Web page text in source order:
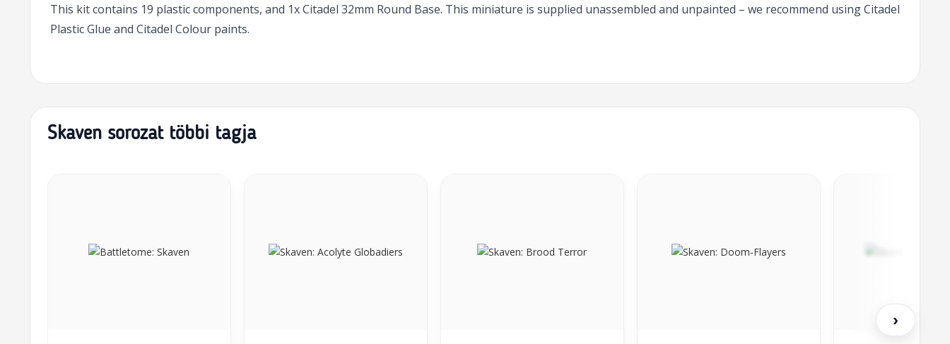
This kit contains 19 plastic components, and 1x Citadel 32mm Round Base. This miniature is supplied unassembled and unpainted – we recommend using Citadel
Plastic Glue and Citadel Colour paints.
Skaven sorozat többi tagja
›